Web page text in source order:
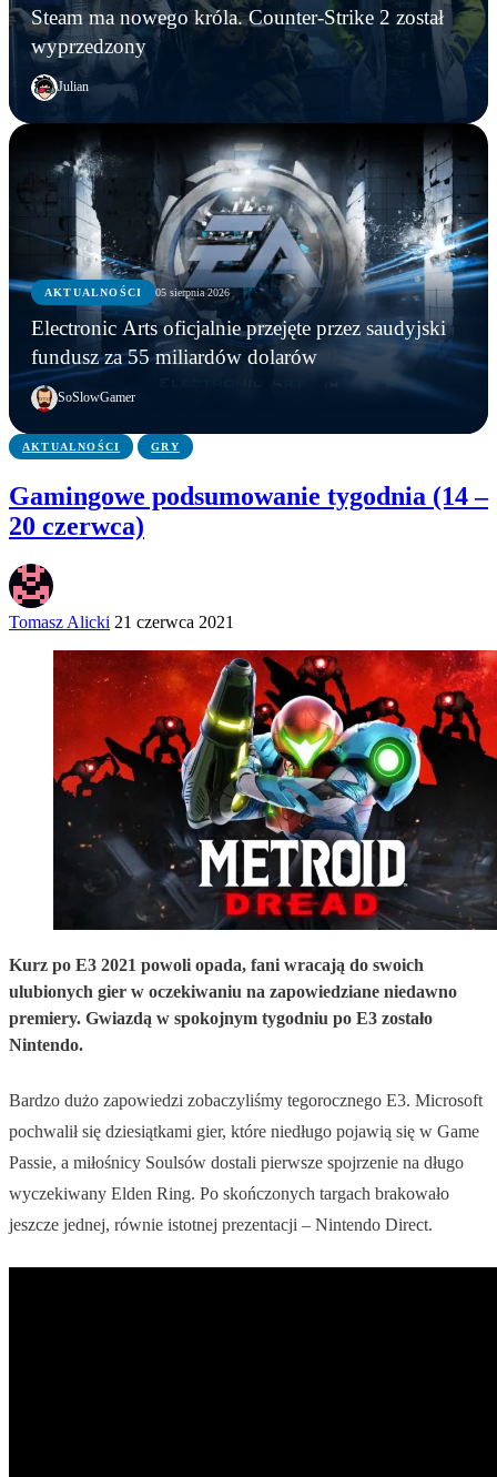
Steam ma nowego króla. Counter-Strike 2 został
wyprzedzony
Julian
AKTUALNOŚCI 05 sierpnia 2026
Electronic Arts oficjalnie przejęte przez saudyjski
fundusz za 55 miliardów dolarów
SoSlowGamer
AKTUALNOŚCI
Młodzi gracze nie wpadli w nałóg multiplayerów.
Statystyki Capcomu przywracają wiarę w młode
pokolenie
GRY
Steam ma nowego króla. Counter-Strike 2 został
wyprzedzony
AKTUALNOŚCI
Electronic Arts oficjalnie przejęte przez saudyjski
fundusz za 55 miliardów dolarów
AKTUALNOŚCI GRY
Gamingowe podsumowanie tygodnia (14 –
20 czerwca)
Tomasz Alicki 21 czerwca 2021
Kurz po E3 2021 powoli opada, fani wracają do swoich
ulubionych gier w oczekiwaniu na zapowiedziane niedawno
premiery. Gwiazdą w spokojnym tygodniu po E3 zostało
Nintendo.
Bardzo dużo zapowiedzi zobaczyliśmy tegorocznego E3. Microsoft
pochwalił się dziesiątkami gier, które niedługo pojawią się w Game
Passie, a miłośnicy Soulsów dostali pierwsze spojrzenie na długo
wyczekiwany Elden Ring. Po skończonych targach brakowało
jeszcze jednej, równie istotnej prezentacji – Nintendo Direct.